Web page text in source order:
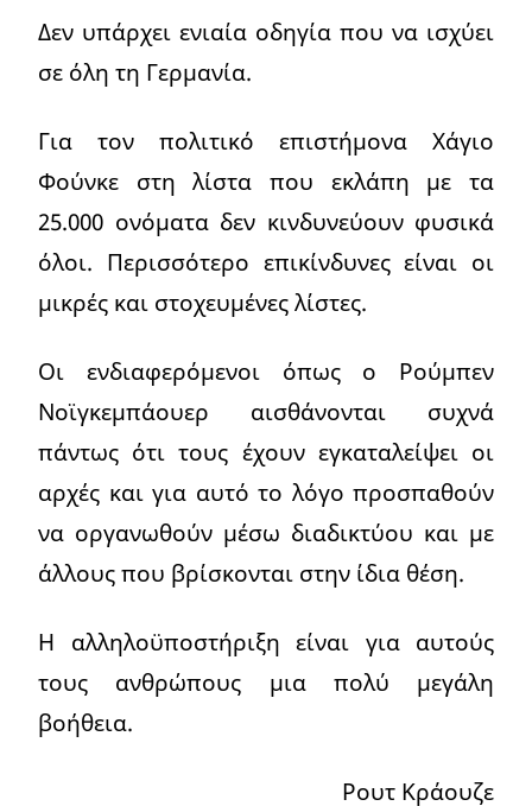
Δεν υπάρχει ενιαία οδηγία που να ισχύει
σε όλη τη Γερμανία.
Για τον πολιτικό επιστήμονα Χάγιο
Φούνκε στη λίστα που εκλάπη με τα
25.000 ονόματα δεν κινδυνεύουν φυσικά
όλοι. Περισσότερο επικίνδυνες είναι οι
μικρές και στοχευμένες λίστες.
Οι ενδιαφερόμενοι όπως ο Ρούμπεν
Νοϊγκεμπάουερ αισθάνονται συχνά
πάντως ότι τους έχουν εγκαταλείψει οι
αρχές και για αυτό το λόγο προσπαθούν
να οργανωθούν μέσω διαδικτύου και με
άλλους που βρίσκονται στην ίδια θέση.
Η αλληλοϋποστήριξη είναι για αυτούς
τους ανθρώπους μια πολύ μεγάλη
βοήθεια.
Ρουτ Κράουζε